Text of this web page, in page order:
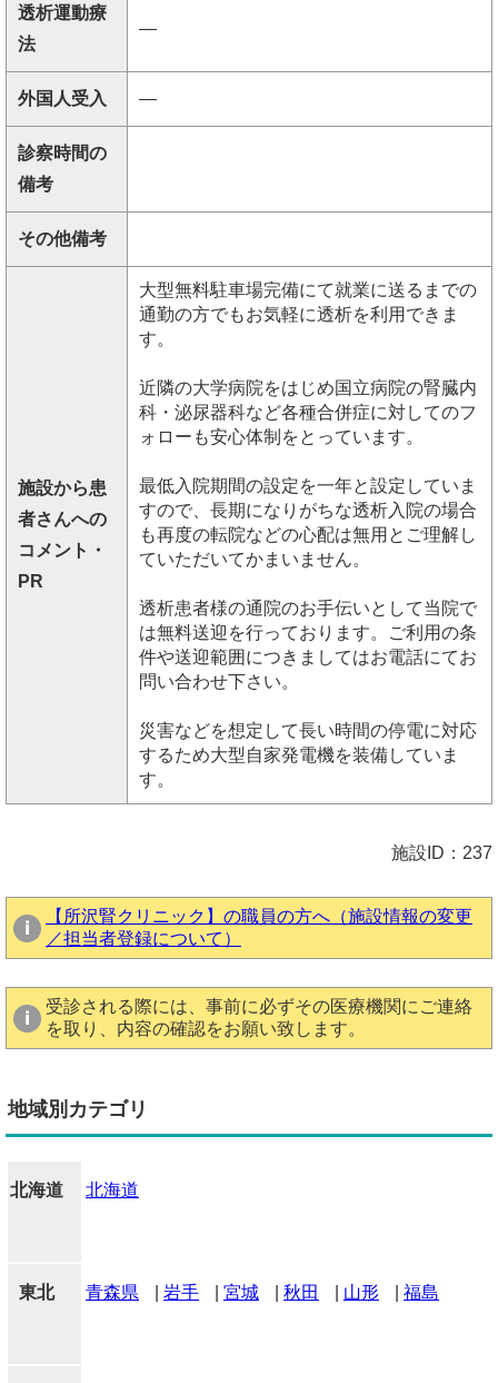
透析運動療
法
―
外国人受入 ―
診察時間の
備考
その他備考
施設から患
者さんへの
コメント・
PR
大型無料駐車場完備にて就業に送るまでの
通勤の方でもお気軽に透析を利用できま
す。
近隣の大学病院をはじめ国立病院の腎臓内
科・泌尿器科など各種合併症に対してのフ
ォローも安心体制をとっています。
最低入院期間の設定を一年と設定していま
すので、長期になりがちな透析入院の場合
も再度の転院などの心配は無用とご理解し
ていただいてかまいません。
透析患者様の通院のお手伝いとして当院で
は無料送迎を行っております。ご利用の条
件や送迎範囲につきましてはお電話にてお
問い合わせ下さい。
災害などを想定して長い時間の停電に対応
するため大型自家発電機を装備していま
す。
施設ID：237
【所沢腎クリニック】の職員の方へ（施設情報の変更
／担当者登録について）
受診される際には、事前に必ずその医療機関にご連絡
を取り、内容の確認をお願い致します。
地域別カテゴリ
北海道 北海道
東北 青森県 岩手 宮城 秋田 山形 福島